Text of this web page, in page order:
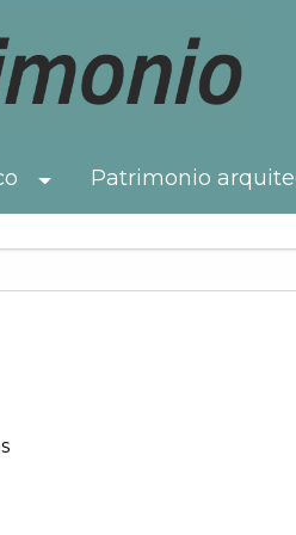
Toggle Dropdown
Patrimonio